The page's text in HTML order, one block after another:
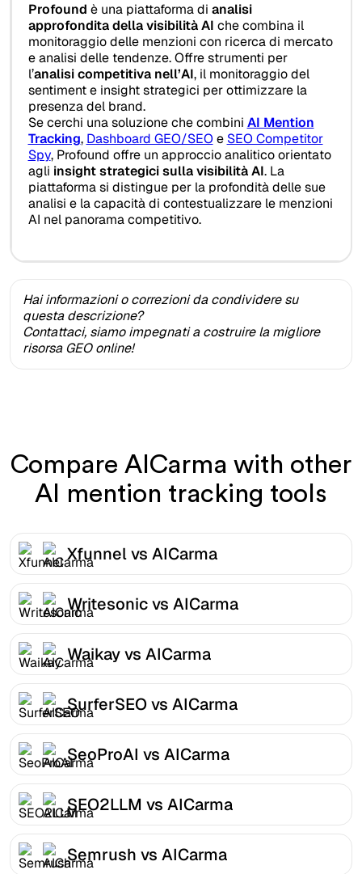
Profound è una piattaforma di analisi
approfondita della visibilità AI che combina il
monitoraggio delle menzioni con ricerca di mercato
e analisi delle tendenze. Offre strumenti per
l’analisi competitiva nell’AI, il monitoraggio del
sentiment e insight strategici per ottimizzare la
presenza del brand.
Se cerchi una soluzione che combini AI Mention
Tracking, Dashboard GEO/SEO e SEO Competitor
Spy, Profound offre un approccio analitico orientato
agli insight strategici sulla visibilità AI. La
piattaforma si distingue per la profondità delle sue
analisi e la capacità di contestualizzare le menzioni
AI nel panorama competitivo.
Hai informazioni o correzioni da condividere su
questa descrizione?
Contattaci, siamo impegnati a costruire la migliore
risorsa GEO online!
Compare AICarma with other
AI mention tracking tools
Xfunnel vs AICarma
Writesonic vs AICarma
Waikay vs AICarma
SurferSEO vs AICarma
SeoProAI vs AICarma
SEO2LLM vs AICarma
Semrush vs AICarma